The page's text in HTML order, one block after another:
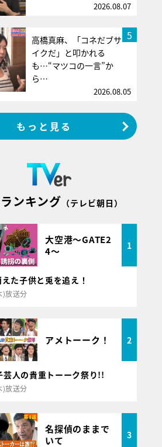
2026.08.07
5
高橋真麻、「コネだブサ
イクだ」と叩かれる
も…“マツコの一言”か
ら…
2026.08.05
もっと見る
ンキング （テレビ朝日）
大空港～GATE2
4～
1
た子供と兎を追え！
)放送分
アメトーーク！ 2
芸人の貴重トーーク祭り!!
)放送分
名探偵のままで
いて
3